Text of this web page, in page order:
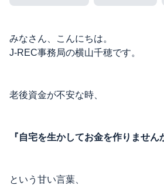
みなさん、こんにちは。
J-REC事務局の横山千穂です。
老後資金が不安な時、
『自宅を生かしてお金を作りません
という甘い言葉、